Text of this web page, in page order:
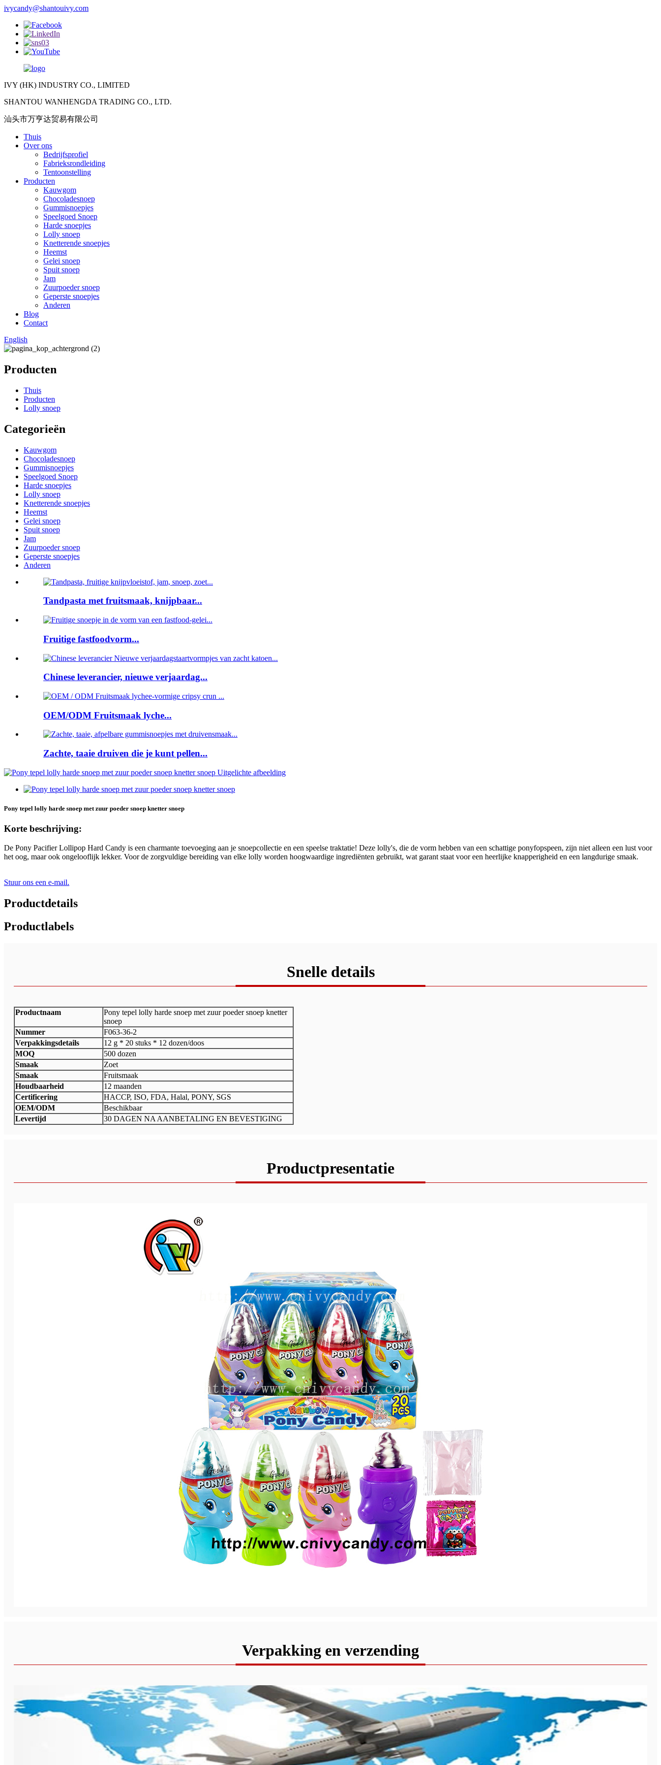
ivycandy@shantouivy.com
IVY (HK) INDUSTRY CO., LIMITED
SHANTOU WANHENGDA TRADING CO., LTD.
汕头市万亨达贸易有限公司
Thuis
Over ons
Bedrijfsprofiel
Fabrieksrondleiding
Tentoonstelling
Producten
Kauwgom
Chocoladesnoep
Gummisnoepjes
Speelgoed Snoep
Harde snoepjes
Lolly snoep
Knetterende snoepjes
Heemst
Gelei snoep
Spuit snoep
Jam
Zuurpoeder snoep
Geperste snoepjes
Anderen
Blog
Contact
English
Producten
Thuis
Producten
Lolly snoep
Categorieën
Kauwgom
Chocoladesnoep
Gummisnoepjes
Speelgoed Snoep
Harde snoepjes
Lolly snoep
Knetterende snoepjes
Heemst
Gelei snoep
Spuit snoep
Jam
Zuurpoeder snoep
Geperste snoepjes
Anderen
Tandpasta met fruitsmaak, knijpbaar...
Fruitige fastfoodvorm...
Chinese leverancier, nieuwe verjaardag...
OEM/ODM Fruitsmaak lyche...
Zachte, taaie druiven die je kunt pellen...
Pony tepel lolly harde snoep met zuur poeder snoep knetter snoep
Korte beschrijving:
De Pony Pacifier Lollipop Hard Candy is een charmante toevoeging aan je snoepcollectie en een speelse traktatie! Deze lolly's, die de vorm hebben van een schattige ponyfopspeen, zijn niet alleen een lust voor
het oog, maar ook ongelooflijk lekker. Voor de zorgvuldige bereiding van elke lolly worden hoogwaardige ingrediënten gebruikt, wat garant staat voor een heerlijke knapperigheid en een langdurige smaak.
Stuur ons een e-mail.
Productdetails
Productlabels
Snelle details
Productnaam
Pony tepel lolly harde snoep met zuur poeder snoep knetter
snoep
Nummer
F063-36-2
Verpakkingsdetails
12 g * 20 stuks * 12 dozen/doos
MOQ
500 dozen
Smaak
Zoet
Smaak
Fruitsmaak
Houdbaarheid
12 maanden
Certificering
HACCP, ISO, FDA, Halal, PONY, SGS
OEM/ODM
Beschikbaar
Levertijd
30 DAGEN NA AANBETALING EN BEVESTIGING
Productpresentatie
Verpakking en verzending